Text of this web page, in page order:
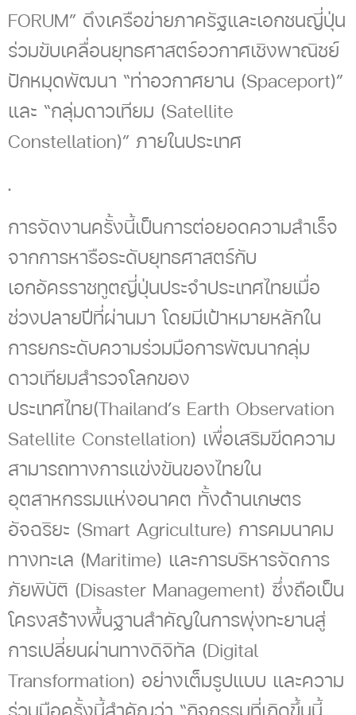
FORUM” ดึงเครือข่ายภาครัฐและเอกชนญี่ปุ่น
ร่วมขับเคลื่อนยุทธศาสตร์อวกาศเชิงพาณิชย์
ปักหมุดพัฒนา “ท่าอวกาศยาน (Spaceport)”
และ “กลุ่มดาวเทียม (Satellite
Constellation)” ภายในประเทศ
.
การจัดงานครั้งนี้เป็นการต่อยอดความสำเร็จ
จากการหารือระดับยุทธศาสตร์กับ
เอกอัครราชทูตญี่ปุ่นประจำประเทศไทยเมื่อ
ช่วงปลายปีที่ผ่านมา โดยมีเป้าหมายหลักใน
การยกระดับความร่วมมือการพัฒนากลุ่ม
ดาวเทียมสำรวจโลกของ
ประเทศไทย(Thailand’s Earth Observation
Satellite Constellation) เพื่อเสริมขีดความ
สามารถทางการแข่งขันของไทยใน
อุตสาหกรรมแห่งอนาคต ทั้งด้านเกษตร
อัจฉริยะ (Smart Agriculture) การคมนาคม
ทางทะเล (Maritime) และการบริหารจัดการ
ภัยพิบัติ (Disaster Management) ซึ่งถือเป็น
โครงสร้างพื้นฐานสำคัญในการพุ่งทะยานสู่
การเปลี่ยนผ่านทางดิจิทัล (Digital
Transformation) อย่างเต็มรูปแบบ และความ